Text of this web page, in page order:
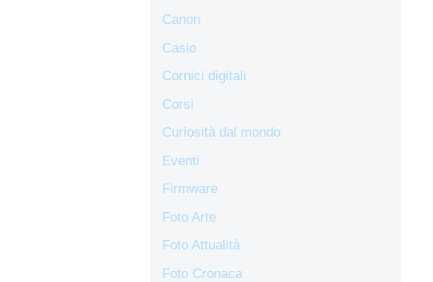
Canon
Casio
Cornici digitali
Corsi
Curiosità dal mondo
Eventi
Firmware
Foto Arte
Foto Attualità
Foto Cronaca